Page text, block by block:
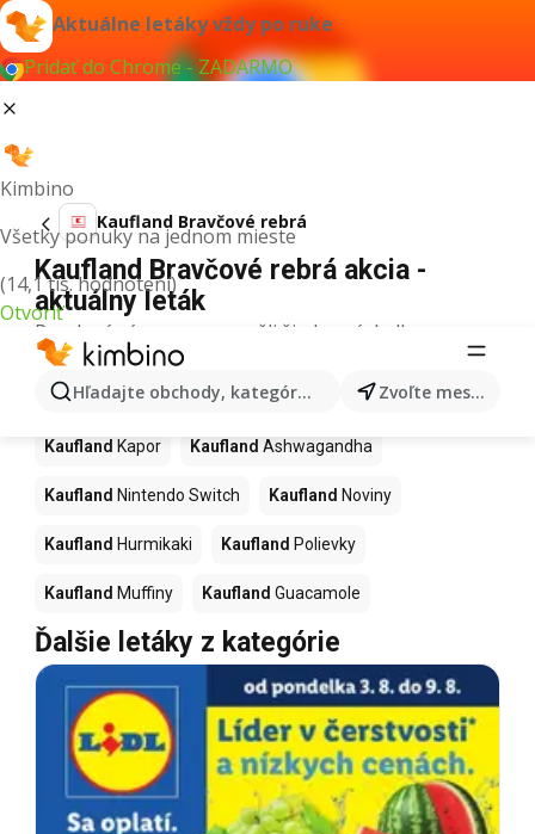
Aktuálne letáky vždy po ruke
Pridať do Chrome - ZADARMO
Kimbino
Všetky ponuky na jednom mieste
(14,1 tis. hodnotení)
Otvoriť
Hľadajte obchody, kategórie, produkty... Zvoľte mesto
Kaufland Bravčové rebrá
Kaufland Bravčové rebrá akcia -
aktuálny leták
Pre daný výraz sme nenašli žiadne výsledky.
Ďalšie produkty v obchodoch
Kaufland
Kaufland Kapor Kaufland Ashwagandha
Kaufland Nintendo Switch Kaufland Noviny
Kaufland Hurmikaki Kaufland Polievky
Kaufland Muffiny Kaufland Guacamole
Ďalšie letáky z kategórie